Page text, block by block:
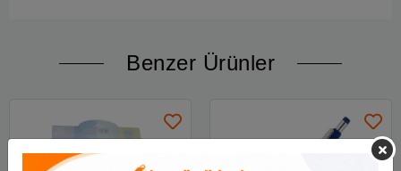
Benzer Ürünler